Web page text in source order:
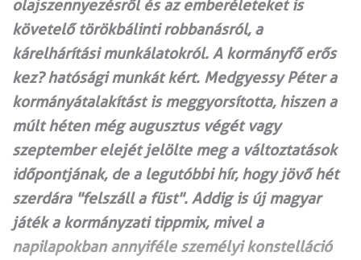
olajszennyezésről és az emberéleteket is
követelő törökbálinti robbanásról, a
kárelhárítási munkálatokról. A kormányfő erős
kez? hatósági munkát kért. Medgyessy Péter a
kormányátalakítást is meggyorsította, hiszen a
múlt héten még augusztus végét vagy
szeptember elejét jelölte meg a változtatások
időpontjának, de a legutóbbi hír, hogy jövő hét
szerdára "felszáll a füst". Addig is új magyar
játék a kormányzati tippmix, mivel a
napilapokban annyiféle személyi konstelláció